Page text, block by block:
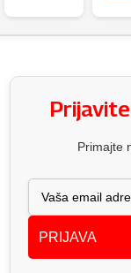
Primajte
PRIJAVA